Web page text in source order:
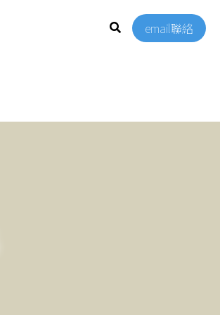
email聯絡